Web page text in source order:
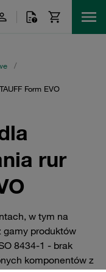
/
Form EVO
rur
w tym na
gamy produktów
8434-1 - brak
komponentów z